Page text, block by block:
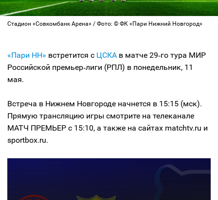
Стадион «Совкомбанк Арена» / Фото: © ФК «Пари Нижний Новгород»
«Пари НН» встретится с ЦСКА в матче 29‑го тура МИР
Российской премьер‑лиги (РПЛ) в понедельник, 11
мая.
Встреча в Нижнем Новгороде начнется в 15:15 (мск).
Прямую трансляцию игры смотрите на телеканале
МАТЧ ПРЕМЬЕР с 15:10, а также на сайтах matchtv.ru и
sportbox.ru.